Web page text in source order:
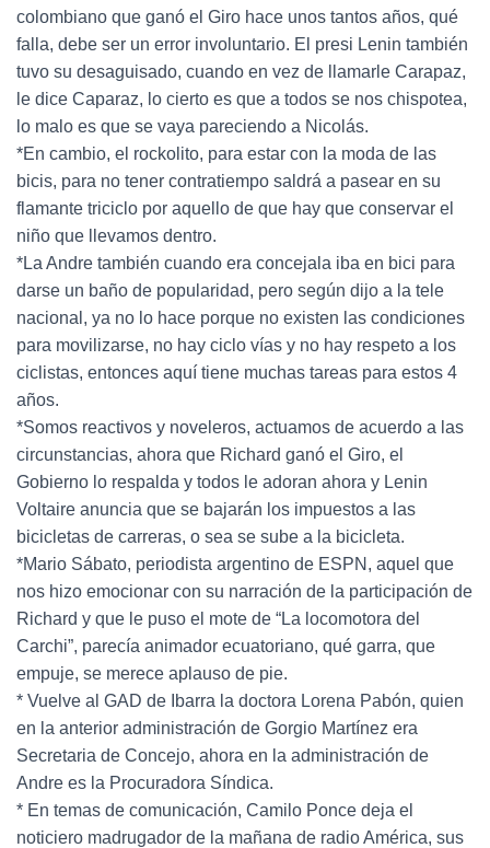
colombiano que ganó el Giro hace unos tantos años, qué
falla, debe ser un error involuntario. El presi Lenin también
tuvo su desaguisado, cuando en vez de llamarle Carapaz,
le dice Caparaz, lo cierto es que a todos se nos chispotea,
lo malo es que se vaya pareciendo a Nicolás.
*En cambio, el rockolito, para estar con la moda de las
bicis, para no tener contratiempo saldrá a pasear en su
flamante triciclo por aquello de que hay que conservar el
niño que llevamos dentro.
*La Andre también cuando era concejala iba en bici para
darse un baño de popularidad, pero según dijo a la tele
nacional, ya no lo hace porque no existen las condiciones
para movilizarse, no hay ciclo vías y no hay respeto a los
ciclistas, entonces aquí tiene muchas tareas para estos 4
años.
*Somos reactivos y noveleros, actuamos de acuerdo a las
circunstancias, ahora que Richard ganó el Giro, el
Gobierno lo respalda y todos le adoran ahora y Lenin
Voltaire anuncia que se bajarán los impuestos a las
bicicletas de carreras, o sea se sube a la bicicleta.
*Mario Sábato, periodista argentino de ESPN, aquel que
nos hizo emocionar con su narración de la participación de
Richard y que le puso el mote de “La locomotora del
Carchi”, parecía animador ecuatoriano, qué garra, que
empuje, se merece aplauso de pie.
* Vuelve al GAD de Ibarra la doctora Lorena Pabón, quien
en la anterior administración de Gorgio Martínez era
Secretaria de Concejo, ahora en la administración de
Andre es la Procuradora Síndica.
* En temas de comunicación, Camilo Ponce deja el
noticiero madrugador de la mañana de radio América, sus